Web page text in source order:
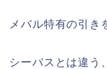
メバル特有の引き
シーバスとは違う